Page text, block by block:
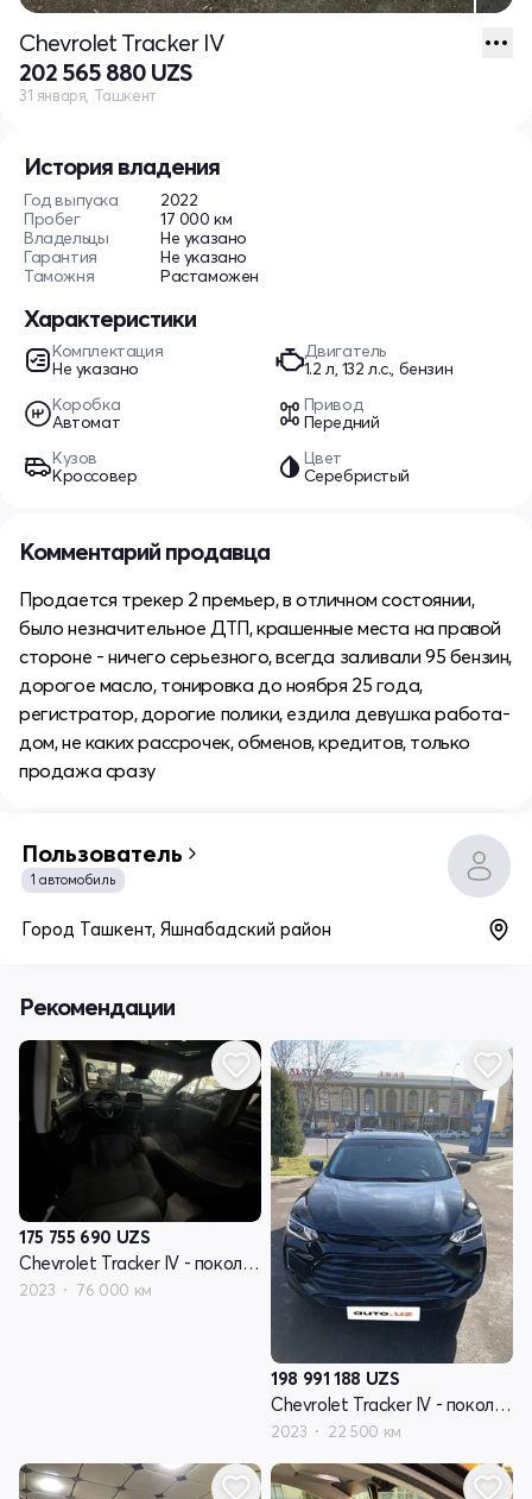
История владения
Год выпуска
2022
Пробег
17 000 км
Владельцы
Не указано
Гарантия
Не указано
Таможня
Растаможен
Характеристики
Комплектация
Не указано
Двигатель
1.2 л, 132 л.с., бензин
Коробка
Автомат
Привод
Передний
Кузов
Кроссовер
Цвет
Серебристый
Chevrolet Tracker IV
202 565 880 UZS
31 января, Ташкент
Комментарий продавца
Продается трекер 2 премьер, в отличном состоянии,
было незначительное ДТП, крашенные места на правой
стороне - ничего серьезного, всегда заливали 95 бензин,
дорогое масло, тонировка до ноября 25 года,
регистратор, дорогие полики, ездила девушка работа-
дом, не каких рассрочек, обменов, кредитов, только
продажа сразу
Пользователь
1 автомобиль
Город Ташкент, Яшнабадский район
Рекомендации
175 755 690 UZS
Chevrolet Tracker IV - поколение
2023 76 000 км
198 991 188 UZS
Chevrolet Tracker IV - поколение
2023 22 500 км